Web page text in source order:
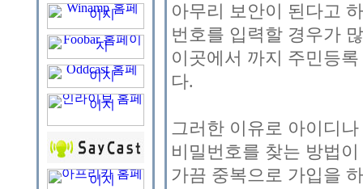
아무리 보안이 된다고
번호를 입력할 경우가
이곳에서 까지 주민등
다.
그러한 이유로 아이디
비밀번호를 찾는 방법
가끔 중복으로 가입을